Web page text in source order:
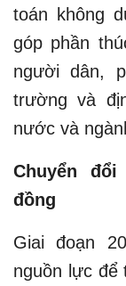
toán không
góp phần
người dân,
trường và
nước và
Chuyển
đồng
Giai đoạn
nguồn lực để